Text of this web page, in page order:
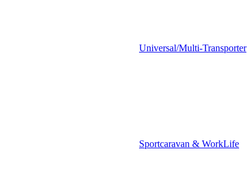
Universal/Multi-Transporter
Sportcaravan & WorkLife